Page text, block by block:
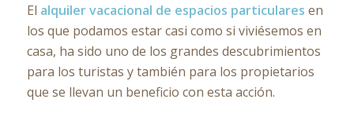
El alquiler vacacional de espacios particulares en
los que podamos estar casi como si viviésemos en
casa, ha sido uno de los grandes descubrimientos
para los turistas y también para los propietarios
que se llevan un beneficio con esta acción.